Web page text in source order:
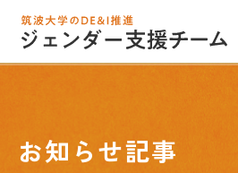
お知らせ記事